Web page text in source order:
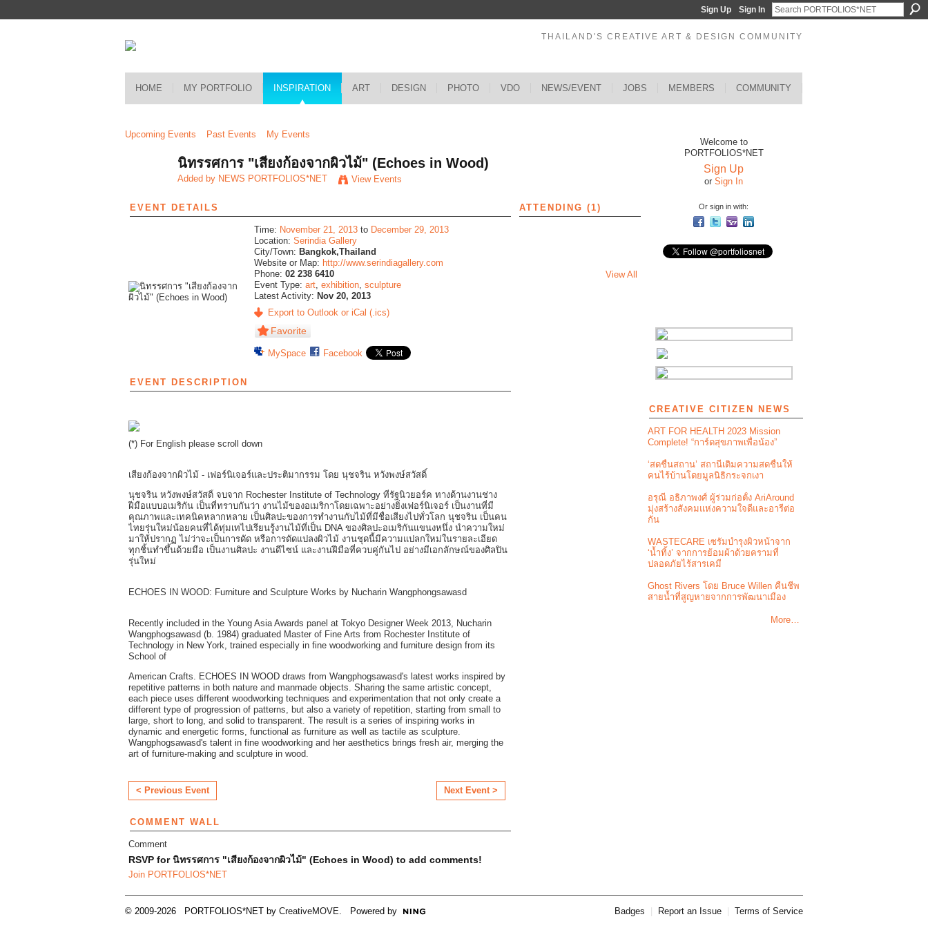
Sign Up Sign In
THAILAND'S CREATIVE ART & DESIGN COMMUNITY
HOME MY PORTFOLIO INSPIRATION ART DESIGN PHOTO VDO NEWS/EVENT JOBS MEMBERS COMMUNITY
Upcoming Events Past Events My Events
นิทรรศการ "เสียงก้องจากผิวไม้" (Echoes in Wood)
Added by NEWS PORTFOLIOS*NET View Events
EVENT DETAILS
Time: November 21, 2013 to December 29, 2013
Location:Serindia Gallery
City/Town: Bangkok,Thailand
Website or Map: http://www.serindiagallery.com
Phone:02 238 6410
Event Type:art,exhibition,sculpture
Latest Activity: Nov 20, 2013
Export to Outlook or iCal (.ics)
Favorite
MySpace Facebook
EVENT DESCRIPTION
(*) For English please scroll down
เสียงก้องจากผิวไม้ - เฟอร์นิเจอร์และประติมากรรม โดย นุชจริน หวังพงษ์สวัสดิ์
นุชจริน หวังพงษ์สวัสดิ์ จบจาก Rochester Institute of Technology ที่รัฐนิวยอร์ค ทางด้านงานช่าง
ฝีมือแบบอเมริกัน เป็นที่ทราบกันว่า งานไม้ของอเมริกาโดยเฉพาะอย่างยิ่งเฟอร์นิเจอร์ เป็นงานที่มี
คุณภาพและเทคนิคหลากหลาย เป็นศิลปะของการทำงานกับไม้ที่มีชื่อเสียงไปทั่วโลก นุชจริน เป็นคน
ไทยรุ่นใหม่น้อยคนที่ได้ทุ่มเทไปเรียนรู้งานไม้ที่เป็น DNA ของศิลปะอเมริกันแขนงหนึ่ง นำความใหม่
มาให้ปรากฏ ไม่ว่าจะเป็นการดัด หรือการดัดแปลงผิวไม้ งานชุดนี้มีความแปลกใหม่ในรายละเอียด
ทุกชิ้นทำขึ้นด้วยมือ เป็นงานศิลปะ งานดีไซน์ และงานฝีมือที่ควบคู่กันไป อย่างมีเอกลักษณ์ของศิลปิน
รุ่นใหม่
ECHOES IN WOOD: Furniture and Sculpture Works by Nucharin Wangphongsawasd
Recently included in the Young Asia Awards panel at Tokyo Designer Week 2013, Nucharin
Wangphogsawasd (b. 1984) graduated Master of Fine Arts from Rochester Institute of
Technology in New York, trained especially in fine woodworking and furniture design from its
School of
American Crafts. ECHOES IN WOOD draws from Wangphogsawasd's latest works inspired by
repetitive patterns in both nature and manmade objects. Sharing the same artistic concept,
each piece uses different woodworking techniques and experimentation that not only create a
different type of progression of patterns, but also a variety of repetition, starting from small to
large, short to long, and solid to transparent. The result is a series of inspiring works in
dynamic and energetic forms, functional as furniture as well as tactile as sculpture.
Wangphogsawasd's talent in fine woodworking and her aesthetics brings fresh air, merging the
art of furniture-making and sculpture in wood.
< Previous Event Next Event >
COMMENT WALL
Comment
RSVP for นิทรรศการ "เสียงก้องจากผิวไม้" (Echoes in Wood) to add comments!
Join PORTFOLIOS*NET
ATTENDING (1)
View All
Welcome to
PORTFOLIOS*NET
Sign Up
or Sign In
Or sign in with:
CREATIVE CITIZEN NEWS
ART FOR HEALTH 2023 Mission
Complete! “การ์ดสุขภาพเพื่อน้อง”
‘สดชื่นสถาน’ สถานีเติมความสดชื่นให้
คนไร้บ้านโดยมูลนิธิกระจกเงา
อรุณี อธิภาพงศ์ ผู้ร่วมก่อตั้ง AriAround
มุ่งสร้างสังคมแห่งความใจดีและอารีต่อ
กัน
WASTECARE เซรัมบำรุงผิวหน้าจาก
‘น้ำทิ้ง’ จากการย้อมผ้าด้วยครามที่
ปลอดภัยไร้สารเคมี
Ghost Rivers โดย Bruce Willen คืนชีพ
สายน้ำที่สูญหายจากการพัฒนาเมือง
More…
© 2009-2026 PORTFOLIOS*NET by CreativeMOVE. Powered by Badges Report an Issue Terms of Service